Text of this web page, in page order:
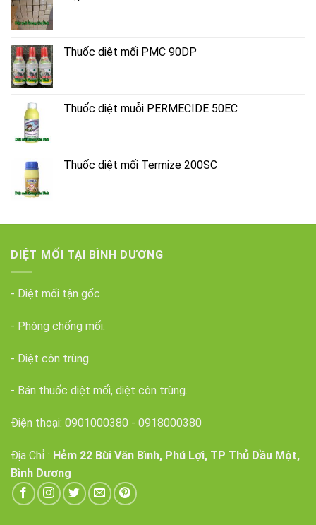
Thuốc diệt mối PMC 90DP
Thuốc diệt muỗi PERMECIDE 50EC
Thuốc diệt mối Termize 200SC
DIỆT MỐI TẠI BÌNH DƯƠNG
- Diệt mối tận gốc
- Phòng chống mối.
- Diệt côn trùng.
- Bán thuốc diệt mối, diệt côn trùng.
Điện thoại: 0901000380 - 0918000380
Địa Chỉ : Hẻm 22 Bùi Văn Bình, Phú Lợi, TP Thủ Dầu Một,
Bình Dương